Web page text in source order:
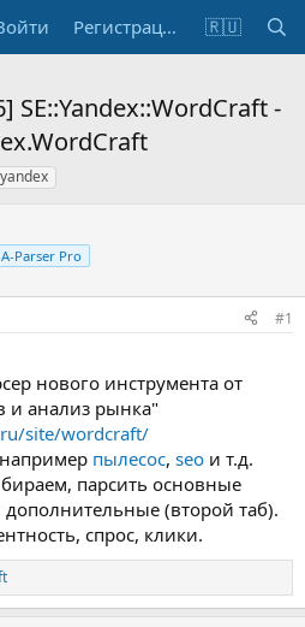
Регистрация 🇷🇺
SE::Yandex::WordCraft -
yandex
A-Parser Pro
#1
нового инструмента от
и анализ рынка"
site/wordcraft/
пылесос, seo и т.д.
парсить основные
(второй таб).
спрос, клики.